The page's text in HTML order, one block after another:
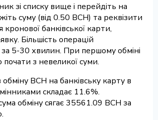
зі списку вище і перейдіть на
суму (від 0.50 BCH) та реквізити
банківської карти,
Більшість операцій
5-30 хвилин. При першому обміні
з невеликої суми.
обміну BCH на банківську карту в
складає 11.6%.
обміну сягає 35561.09 BCH за